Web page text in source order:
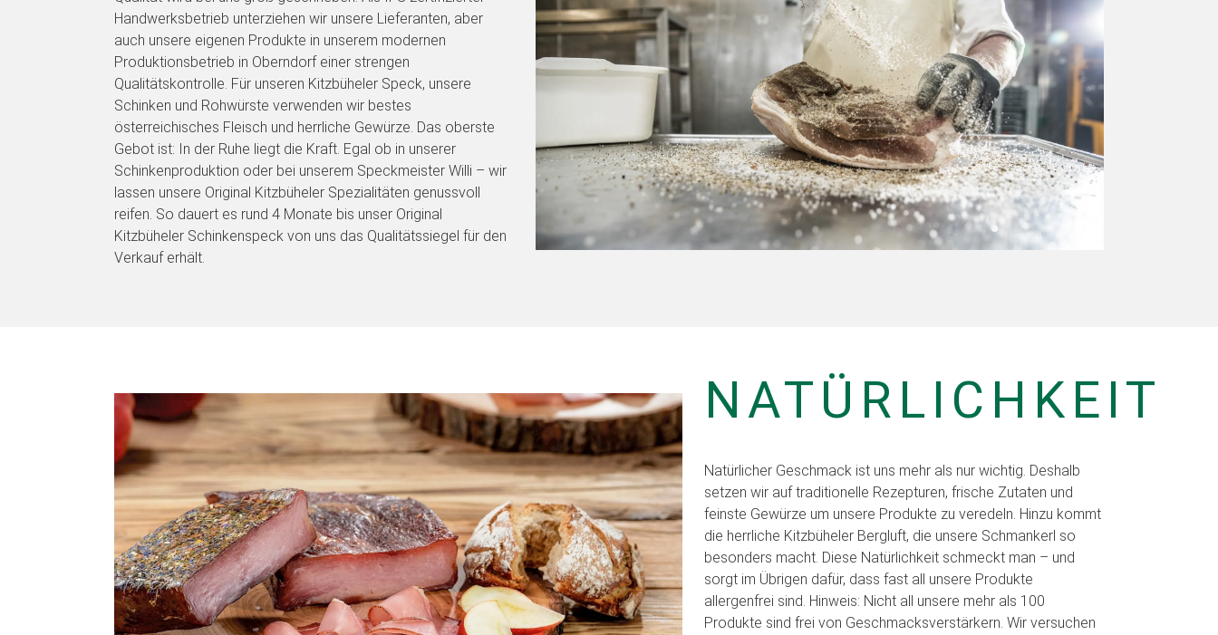
Handwerksbetrieb unterziehen wir unsere Lieferanten, aber
auch unsere eigenen Produkte in unserem modernen
Produktionsbetrieb in Oberndorf einer strengen
Qualitätskontrolle. Für unseren Kitzbüheler Speck, unsere
Schinken und Rohwürste verwenden wir bestes
österreichisches Fleisch und herrliche Gewürze. Das oberste
Gebot ist: In der Ruhe liegt die Kraft. Egal ob in unserer
Schinkenproduktion oder bei unserem Speckmeister Willi – wir
lassen unsere Original Kitzbüheler Spezialitäten genussvoll
reifen. So dauert es rund 4 Monate bis unser Original
Kitzbüheler Schinkenspeck von uns das Qualitätssiegel für den
Verkauf erhält.
NATÜRLICHKEIT
Natürlicher Geschmack ist uns mehr als nur wichtig. Deshalb
setzen wir auf traditionelle Rezepturen, frische Zutaten und
feinste Gewürze um unsere Produkte zu veredeln. Hinzu kommt
die herrliche Kitzbüheler Bergluft, die unsere Schmankerl so
besonders macht. Diese Natürlichkeit schmeckt man – und
sorgt im Übrigen dafür, dass fast all unsere Produkte
allergenfrei sind. Hinweis: Nicht all unsere mehr als 100
Produkte sind frei von Geschmacksverstärkern. Wir versuchen